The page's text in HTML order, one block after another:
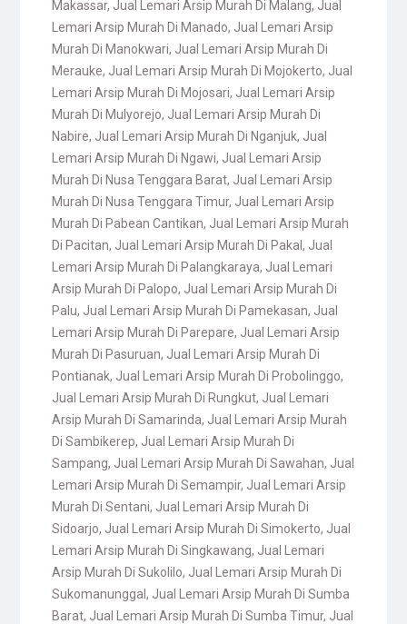
Makassar, Jual Lemari Arsip Murah Di Malang, Jual
Lemari Arsip Murah Di Manado, Jual Lemari Arsip
Murah Di Manokwari, Jual Lemari Arsip Murah Di
Merauke, Jual Lemari Arsip Murah Di Mojokerto, Jual
Lemari Arsip Murah Di Mojosari, Jual Lemari Arsip
Murah Di Mulyorejo, Jual Lemari Arsip Murah Di
Nabire, Jual Lemari Arsip Murah Di Nganjuk, Jual
Lemari Arsip Murah Di Ngawi, Jual Lemari Arsip
Murah Di Nusa Tenggara Barat, Jual Lemari Arsip
Murah Di Nusa Tenggara Timur, Jual Lemari Arsip
Murah Di Pabean Cantikan, Jual Lemari Arsip Murah
Di Pacitan, Jual Lemari Arsip Murah Di Pakal , Jual
Lemari Arsip Murah Di Palangkaraya, Jual Lemari
Arsip Murah Di Palopo, Jual Lemari Arsip Murah Di
Palu, Jual Lemari Arsip Murah Di Pamekasan, Jual
Lemari Arsip Murah Di Parepare, Jual Lemari Arsip
Murah Di Pasuruan, Jual Lemari Arsip Murah Di
Pontianak, Jual Lemari Arsip Murah Di Probolinggo,
Jual Lemari Arsip Murah Di Rungkut, Jual Lemari
Arsip Murah Di Samarinda, Jual Lemari Arsip Murah
Di Sambikerep, Jual Lemari Arsip Murah Di
Sampang, Jual Lemari Arsip Murah Di Sawahan, Jual
Lemari Arsip Murah Di Semampir, Jual Lemari Arsip
Murah Di Sentani, Jual Lemari Arsip Murah Di
Sidoarjo, Jual Lemari Arsip Murah Di Simokerto, Jual
Lemari Arsip Murah Di Singkawang, Jual Lemari
Arsip Murah Di Sukolilo, Jual Lemari Arsip Murah Di
Sukomanunggal , Jual Lemari Arsip Murah Di Sumba
Barat, Jual Lemari Arsip Murah Di Sumba Timur, Jual